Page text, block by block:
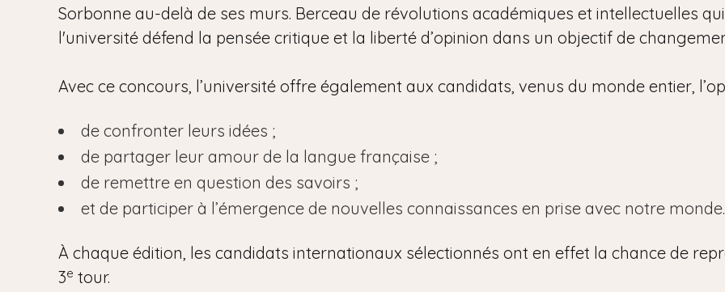
Sorbonne au-delà de ses murs. Berceau de révolutions académiques et intellectuelles
l'université défend la pensée critique et la liberté d’opinion dans un objectif de
Avec ce concours, l’université offre également aux candidats, venus du monde entier,
de confronter leurs idées ;
de partager leur amour de la langue française ;
de remettre en question des savoirs ;
et de participer à l’émergence de nouvelles connaissances en prise avec notre monde.
À chaque édition, les candidats internationaux sélectionnés ont en effet la chance de
3e tour.